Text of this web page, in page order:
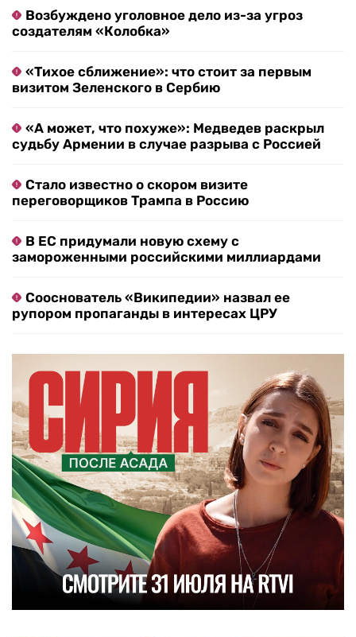
Возбуждено уголовное дело из-за угроз
создателям «Колобка»
«Тихое сближение»: что стоит за первым
визитом Зеленского в Сербию
«А может, что похуже»: Медведев раскрыл
судьбу Армении в случае разрыва с Россией
Стало известно о скором визите
переговорщиков Трампа в Россию
В ЕС придумали новую схему с
замороженными российскими миллиардами
Сооснователь «Википедии» назвал ее
рупором пропаганды в интересах ЦРУ